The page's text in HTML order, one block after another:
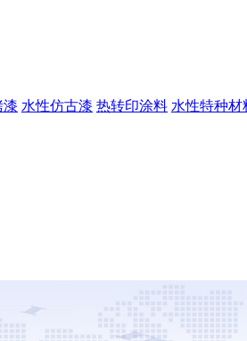
漆 水性仿古漆 热转印涂料 水性特种材